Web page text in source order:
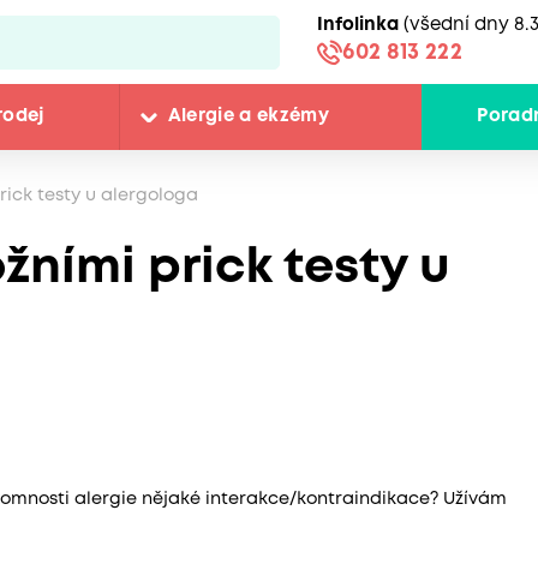
Infolinka (všední dny
602 813 222
Alergie a ekzémy
testy u alergologa
prick testy u
alergie nějaké interakce/kontraindikace? Užívám